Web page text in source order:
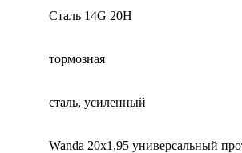
Сталь 14G 20H
тормозная
сталь, усиленный
Wanda 20x1,95 универсальный